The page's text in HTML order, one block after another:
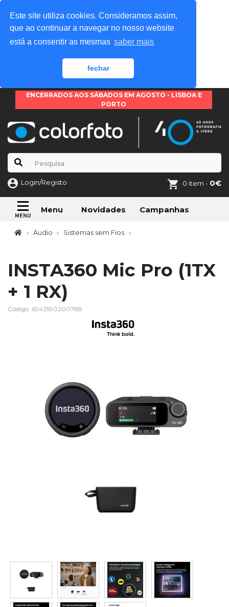
Este site utiliza cookies. Consideramos assim,
que ao continuar a navegar no nosso website
está a consentir as mesmas saber mais
fechar
ENCERRADOS AOS SÁBADOS EM AGOSTO - LISBOA E
PORTO
Login/Registo 0 item - 0€
Menu Novidades Campanhas
Áudio Sistemas sem Fios
INSTA360 Mic Pro (1TX
+ 1 RX)
Código: 6942590200788